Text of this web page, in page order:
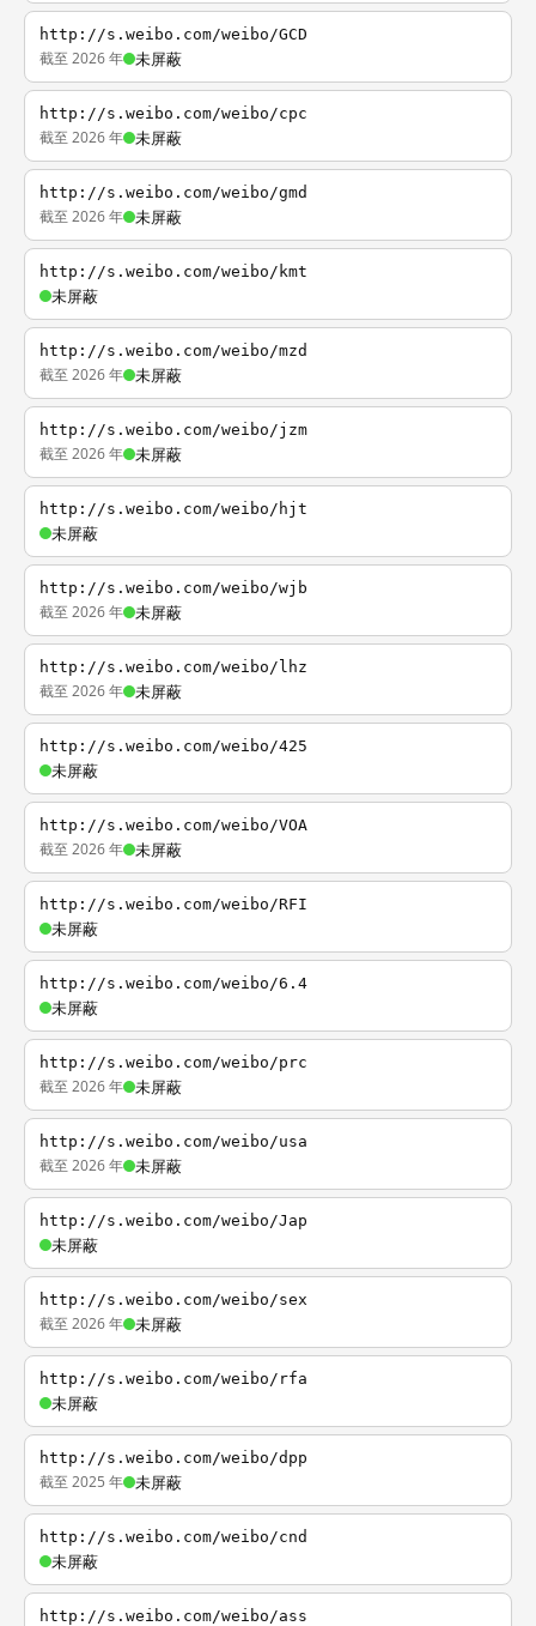
http://s.weibo.com/weibo/GCD
截至 2026 年 未屏蔽
http://s.weibo.com/weibo/cpc
截至 2026 年 未屏蔽
http://s.weibo.com/weibo/gmd
截至 2026 年 未屏蔽
http://s.weibo.com/weibo/kmt
未屏蔽
http://s.weibo.com/weibo/mzd
截至 2026 年 未屏蔽
http://s.weibo.com/weibo/jzm
截至 2026 年 未屏蔽
http://s.weibo.com/weibo/hjt
未屏蔽
http://s.weibo.com/weibo/wjb
截至 2026 年 未屏蔽
http://s.weibo.com/weibo/lhz
截至 2026 年 未屏蔽
http://s.weibo.com/weibo/425
未屏蔽
http://s.weibo.com/weibo/VOA
截至 2026 年 未屏蔽
http://s.weibo.com/weibo/RFI
未屏蔽
http://s.weibo.com/weibo/6.4
未屏蔽
http://s.weibo.com/weibo/prc
截至 2026 年 未屏蔽
http://s.weibo.com/weibo/usa
截至 2026 年 未屏蔽
http://s.weibo.com/weibo/Jap
未屏蔽
http://s.weibo.com/weibo/sex
截至 2026 年 未屏蔽
http://s.weibo.com/weibo/rfa
未屏蔽
http://s.weibo.com/weibo/dpp
截至 2025 年 未屏蔽
http://s.weibo.com/weibo/cnd
未屏蔽
http://s.weibo.com/weibo/ass